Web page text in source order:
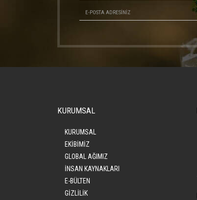
KURUMSAL
KURUMSAL
EKİBİMİZ
GLOBAL AĞIMIZ
İNSAN KAYNAKLARI
E-BÜLTEN
GİZLİLİK